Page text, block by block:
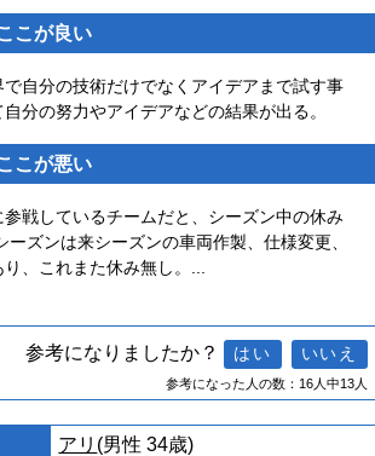
こが良い
自分の技術だけでなくアイデアまで試す事
分の努力やアイデアなどの結果が出る。
こが悪い
戦しているチームだと、シーズン中の休み
ーズンは来シーズンの車両作製、仕様変更、
、これまた休み無し。
参考になりましたか？
参考になった人の数：16人中13人
アリ (男性 34歳)